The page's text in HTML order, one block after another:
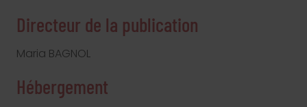
Directeur de la publication
Maria BAGNOL
Hébergement